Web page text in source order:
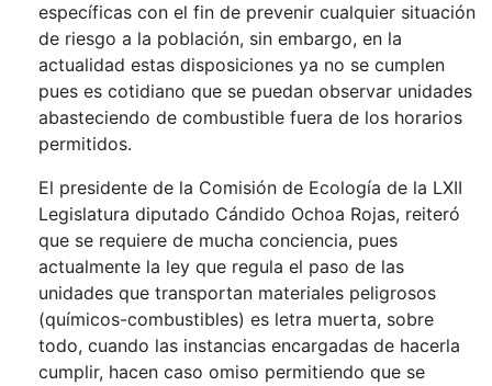
específicas con el fin de prevenir cualquier situación
de riesgo a la población, sin embargo, en la
actualidad estas disposiciones ya no se cumplen
pues es cotidiano que se puedan observar unidades
abasteciendo de combustible fuera de los horarios
permitidos.
El presidente de la Comisión de Ecología de la LXII
Legislatura diputado Cándido Ochoa Rojas, reiteró
que se requiere de mucha conciencia, pues
actualmente la ley que regula el paso de las
unidades que transportan materiales peligrosos
(químicos-combustibles) es letra muerta, sobre
todo, cuando las instancias encargadas de hacerla
cumplir, hacen caso omiso permitiendo que se